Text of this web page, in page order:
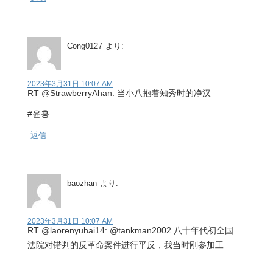
Cong0127 より:
2023年3月31日 10:07 AM
RT @StrawberryAhan: 当小八抱着知秀时的净汉
#윤홍
返信
baozhan より:
2023年3月31日 10:07 AM
RT @laorenyuhai14: @tankman2002 八十年代初全国
法院对错判的反革命案件进行平反，我当时刚参加工